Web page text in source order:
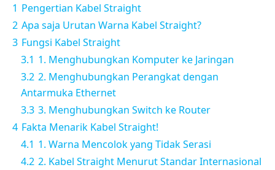
1 Pengertian Kabel Straight
2 Apa saja Urutan Warna Kabel Straight?
3 Fungsi Kabel Straight
3.1 1. Menghubungkan Komputer ke Jaringan
3.2 2. Menghubungkan Perangkat dengan
Antarmuka Ethernet
3.3 3. Menghubungkan Switch ke Router
4 Fakta Menarik Kabel Straight!
4.1 1. Warna Mencolok yang Tidak Serasi
4.2 2. Kabel Straight Menurut Standar Internasional